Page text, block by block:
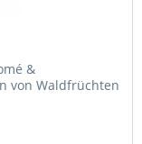
&
von Waldfrüchten